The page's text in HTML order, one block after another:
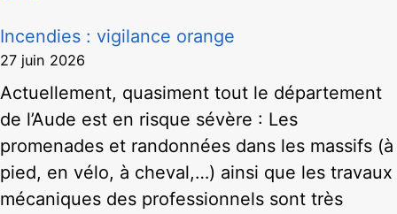
Incendies : vigilance orange
27 juin 2026
Actuellement, quasiment tout le département
de l’Aude est en risque sévère : Les
promenades et randonnées dans les massifs (à
pied, en vélo, à cheval,…) ainsi que les travaux
mécaniques des professionnels sont très